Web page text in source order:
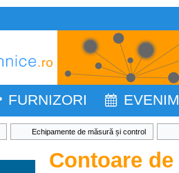
FURNIZORI
Echipamente de măsură și control
Contoare